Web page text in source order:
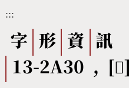
筆順序查詢
CNS查詢
字形下載
熱門查詢統計
:::
字 形 資
訊
13-2A30 ,